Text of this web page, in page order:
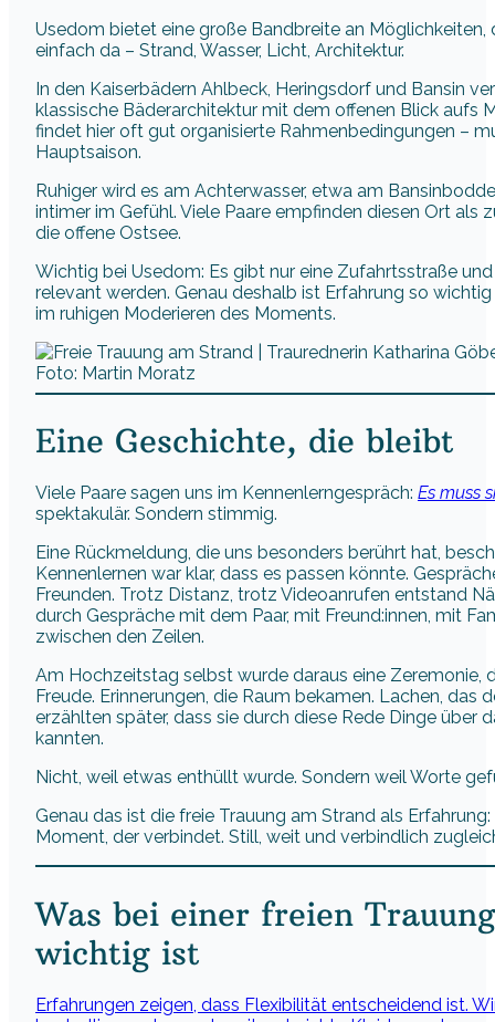
Usedom bietet eine große Bandbreite an Möglichkeiten,
einfach da – Strand, Wasser, Licht, Architektur.
In den Kaiserbädern Ahlbeck, Heringsdorf und Bansin
klassische Bäderarchitektur mit dem offenen Blick aufs
findet hier oft gut organisierte Rahmenbedingungen –
Hauptsaison.
Ruhiger wird es am Achterwasser, etwa am
intimer im Gefühl. Viele Paare empfinden diesen Ort als
die offene Ostsee.
Wichtig bei Usedom: Es gibt nur eine Zufahrtsstraße
relevant werden. Genau deshalb ist Erfahrung so
im ruhigen Moderieren des Moments.
Foto: Martin Moratz
Eine Geschichte, die bleibt
Viele Paare sagen uns im Kennenlerngespräch: Es muss
spektakulär. Sondern stimmig.
Eine Rückmeldung, die uns besonders berührt hat,
Kennenlernen war klar, dass es passen könnte.
Freunden. Trotz Distanz, trotz Videoanrufen entstand
durch Gespräche mit dem Paar, mit Freund:innen, mit
zwischen den Zeilen.
Am Hochzeitstag selbst wurde daraus eine Zeremonie,
Freude. Erinnerungen, die Raum bekamen. Lachen, das
erzählten später, dass sie durch diese Rede Dinge über
kannten.
Nicht, weil etwas enthüllt wurde. Sondern weil Worte
Genau das ist die freie Trauung am Strand als
Moment, der verbindet. Still, weit und verbindlich
Was bei einer freien
wichtig ist
Erfahrungen zeigen, dass Flexibilität entscheidend ist.